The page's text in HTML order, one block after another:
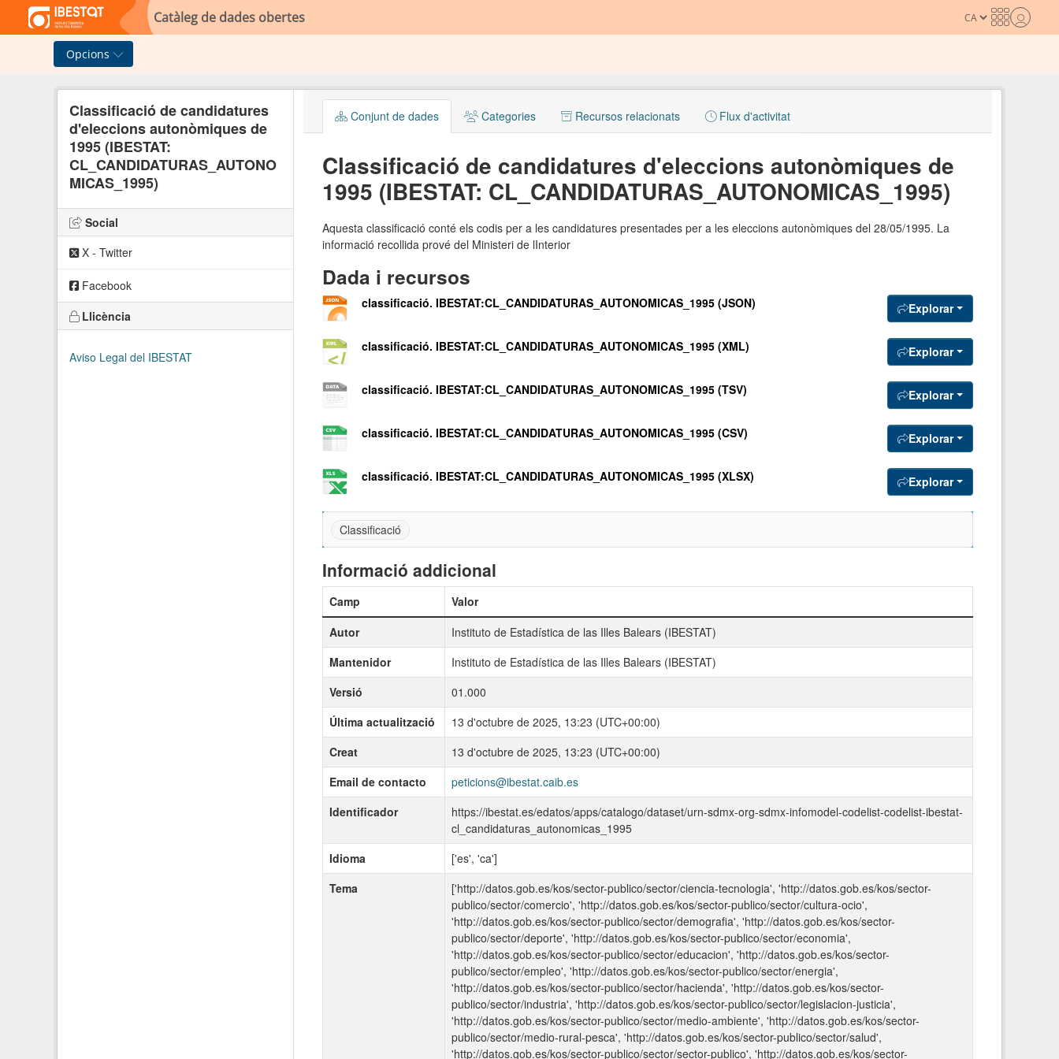
Skip to main content
Catàleg de dades obertes
Opcions
Classificació de candidatures
d'eleccions autonòmiques de
1995 (IBESTAT:
CL_CANDIDATURAS_AUTONO
MICAS_1995)
Social
X - Twitter
Facebook
Llicència
Aviso Legal del IBESTAT
Conjunt de dades Categories Recursos relacionats Flux d'activitat
Classificació de candidatures d'eleccions autonòmiques de
1995 (IBESTAT: CL_CANDIDATURAS_AUTONOMICAS_1995)
Aquesta classificació conté els codis per a les candidatures presentades per a les eleccions autonòmiques del 28/05/1995. La
informació recollida prové del Ministeri de lInterior
Dada i recursos
classificació. IBESTAT:CL_CANDIDATURAS_AUTONOMICAS_1995 (JSON) Explorar
classificació. IBESTAT:CL_CANDIDATURAS_AUTONOMICAS_1995 (XML) Explorar
classificació. IBESTAT:CL_CANDIDATURAS_AUTONOMICAS_1995 (TSV) Explorar
classificació. IBESTAT:CL_CANDIDATURAS_AUTONOMICAS_1995 (CSV) Explorar
classificació. IBESTAT:CL_CANDIDATURAS_AUTONOMICAS_1995 (XLSX) Explorar
Classificació
Informació addicional
Camp
Valor
Autor
Instituto de Estadística de las Illes Balears (IBESTAT)
Mantenidor
Instituto de Estadística de las Illes Balears (IBESTAT)
Versió
01.000
Última actualització
13 d'octubre de 2025, 13:23 (UTC+00:00)
Creat
13 d'octubre de 2025, 13:23 (UTC+00:00)
Email de contacto
peticions@ibestat.caib.es
Identificador
https://ibestat.es/edatos/apps/catalogo/dataset/urn-sdmx-org-sdmx-infomodel-codelist-codelist-ibestat-
cl_candidaturas_autonomicas_1995
Idioma
['es', 'ca']
Tema
['http://datos.gob.es/kos/sector-publico/sector/ciencia-tecnologia', 'http://datos.gob.es/kos/sector-
publico/sector/comercio', 'http://datos.gob.es/kos/sector-publico/sector/cultura-ocio',
'http://datos.gob.es/kos/sector-publico/sector/demografia', 'http://datos.gob.es/kos/sector-
publico/sector/deporte', 'http://datos.gob.es/kos/sector-publico/sector/economia',
'http://datos.gob.es/kos/sector-publico/sector/educacion', 'http://datos.gob.es/kos/sector-
publico/sector/empleo', 'http://datos.gob.es/kos/sector-publico/sector/energia',
'http://datos.gob.es/kos/sector-publico/sector/hacienda', 'http://datos.gob.es/kos/sector-
publico/sector/industria', 'http://datos.gob.es/kos/sector-publico/sector/legislacion-justicia',
'http://datos.gob.es/kos/sector-publico/sector/medio-ambiente', 'http://datos.gob.es/kos/sector-
publico/sector/medio-rural-pesca', 'http://datos.gob.es/kos/sector-publico/sector/salud',
'http://datos.gob.es/kos/sector-publico/sector/sector-publico', 'http://datos.gob.es/kos/sector-